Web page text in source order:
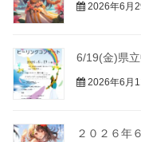
2026年6月
6/19(金)県
2026年6月
２０２６年